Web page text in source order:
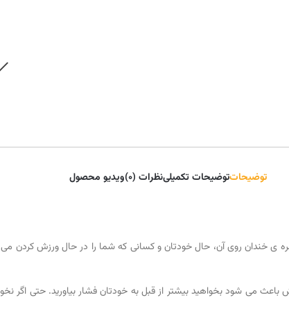
توضیحاتتوضیحات تکمیلینظرات (0) ویدیو محصول
خندان روی آن، حال خودتان و کسانی که شما را در حال ورزش کردن
می شود بخواهید بیشتر از قبل به خودتان فشار بیاورید. حتی اگر